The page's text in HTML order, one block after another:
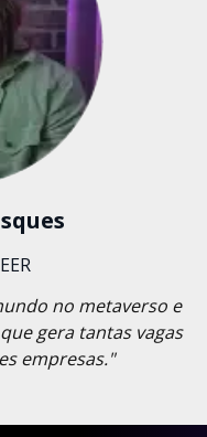
no metaverso e
gera tantas vagas
empresas."